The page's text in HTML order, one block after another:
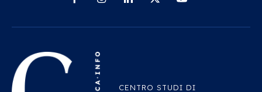
CENTRO STUDI DI